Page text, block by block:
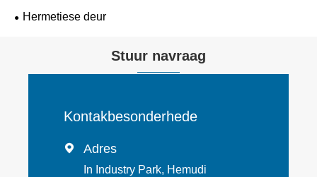
Hermetiese deur
Stuur navraag
Kontakbesonderhede
 Adres
In Industry Park, Hemudi